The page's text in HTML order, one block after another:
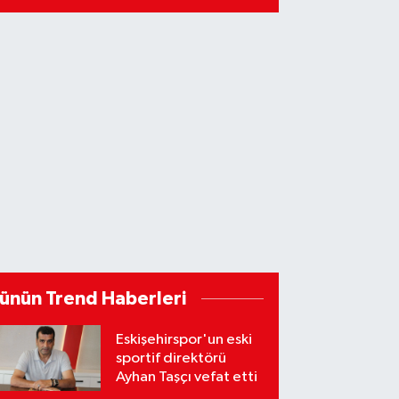
Trend Haberleri
Eskişehirspor'un eski
sportif direktörü
Ayhan Taşçı vefat etti